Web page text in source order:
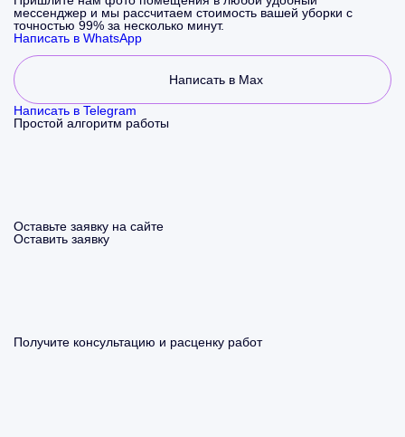
мессенджер и мы рассчитаем стоимость вашей уборки с
точностью 99% за несколько минут.
Написать в WhatsApp
Написать в Max
Написать в Telegram
Простой алгоритм работы
Оставьте заявку на сайте
Оставить заявку
Получите консультацию и расценку работ